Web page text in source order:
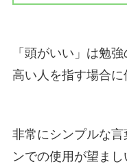
「頭がいい」は勉
高い人を指す場合に
非常にシンプルな
ンでの使用が望まし